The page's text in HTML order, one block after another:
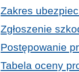
Zakres
Zgłoszenie
Postępowanie
Tabela oceny